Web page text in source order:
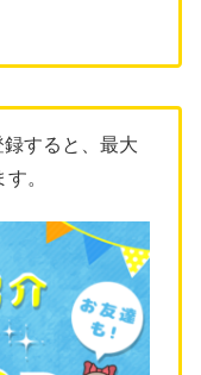
録すると、最大
。